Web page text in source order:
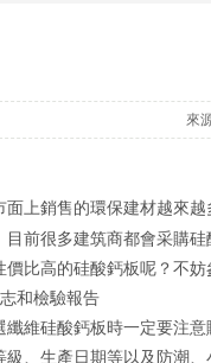
來
面上銷售的環保建材越來越
目前很多建筑商都會采購
價比高的硅酸鈣板呢？不妨
和檢驗報告
纖維硅酸鈣板時一定要注
級、生產日期等以及防潮、